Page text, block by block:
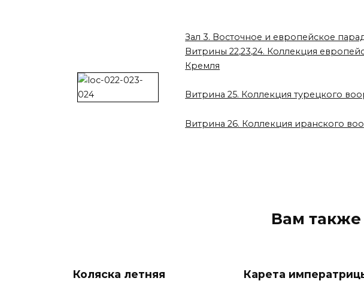
Зал 3. Восточное и европейское
Витрины 22,23,24. Коллекция
Кремля
Витрина 25. Коллекция турецкого
Витрина 26. Коллекция иранского
Вам
Коляска летняя
Карета